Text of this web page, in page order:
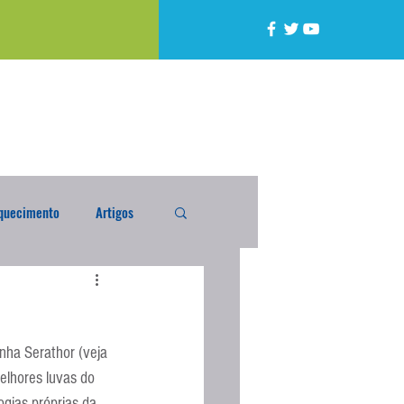
Artigos
Compra Exterior
Enquete
Serathor (veja
luvas do